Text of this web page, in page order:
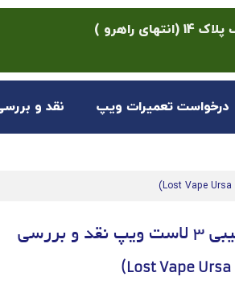
)
درخواست تعمیرات ویپ نقد و
و بررسی